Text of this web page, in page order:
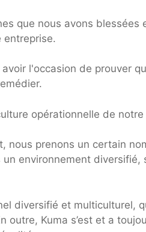
que nous avons
entreprise.
l'occasion de prouver
opérationnelle de
nous prenons un certain
environnement
diversifié et multiculturel,
outre, Kuma s’est et a